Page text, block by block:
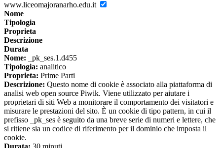
www.liceomajoranarho.edu.it
Nome
Tipologia
Proprieta
Descrizione
Durata
Nome: _pk_ses.1.d455
Tipologia: analitico
Proprieta: Prime Parti
Descrizione: Questo nome di cookie è associato alla piattaforma di
analisi web open source Piwik. Viene utilizzato per aiutare i
proprietari di siti Web a monitorare il comportamento dei visitatori e
misurare le prestazioni del sito. È un cookie di tipo pattern, in cui il
prefisso _pk_ses è seguito da una breve serie di numeri e lettere, che
si ritiene sia un codice di riferimento per il dominio che imposta il
cookie.